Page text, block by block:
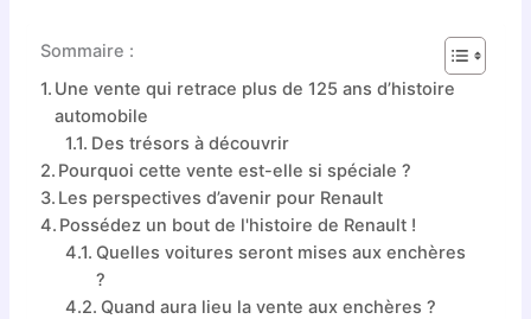
Sommaire :
Une vente qui retrace plus de 125 ans d’histoire
automobile
Des trésors à découvrir
Pourquoi cette vente est-elle si spéciale ?
Les perspectives d’avenir pour Renault
Possédez un bout de l'histoire de Renault !
Quelles voitures seront mises aux enchères
?
Quand aura lieu la vente aux enchères ?